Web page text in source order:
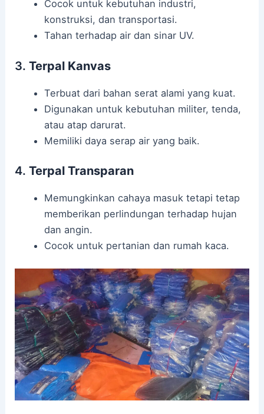
Cocok untuk kebutuhan industri,
konstruksi, dan transportasi.
Tahan terhadap air dan sinar UV.
3.Terpal Kanvas
Terbuat dari bahan serat alami yang kuat.
Digunakan untuk kebutuhan militer, tenda,
atau atap darurat.
Memiliki daya serap air yang baik.
4.Terpal Transparan
Memungkinkan cahaya masuk tetapi tetap
memberikan perlindungan terhadap hujan
dan angin.
Cocok untuk pertanian dan rumah kaca.